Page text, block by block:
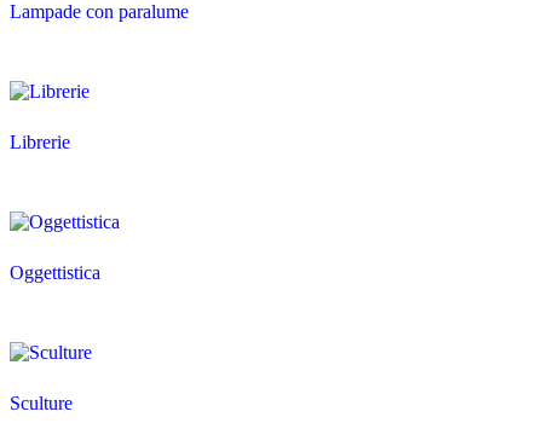
Lampade con paralume
Librerie
Oggettistica
Sculture